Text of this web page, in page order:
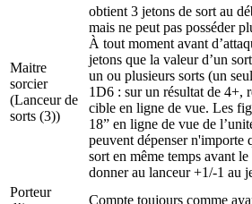
Maitre
sorcier
(Lanceur de
sorts (3))
obtient 3 jetons de sort au
mais ne peut pas posséder
À tout moment avant
jetons que la valeur d’un
un ou plusieurs sorts (un
1D6 : sur un résultat de 4+,
cible en ligne de vue. Les
18” en ligne de vue de
peuvent dépenser n'importe
sort en même temps avant
donner au lanceur +1/-1 au
Porteur
Compte toujours comme